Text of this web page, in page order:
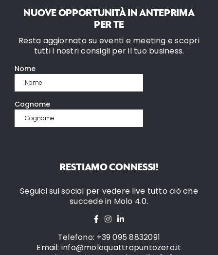
NUOVE OPPORTUNITÀ IN ANTEPRIMA
PER TE
Resta aggiornato su eventi e meeting e scopri
tutti i nostri consigli per il tuo business.
RESTIAMO CONNESSI!
Seguici sui social per vedere live tutto ciò che
succede in Molo 4.0.
Telefono: +39 095 8832091
Email: info@moloquattropuntozero.it